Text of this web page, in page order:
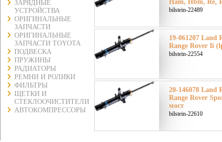
ЗАРЯДНЫЕ
УСТРОЙСТВА
ОРИГИНАЛЬНЫЕ
ЗАПЧАСТИ
ОРИГИНАЛЬНЫЕ
ЗАПЧАСТИ TOYOTA
ПОДВЕСКА
ПРУЖИНЫ
РАДИАТОРЫ
РЕМНИ И РОЛИКИ
ФИЛЬТРЫ
ЩЕТКИ И
СТЕКЛООЧИСТИТЕЛИ
АВТОКОМПРЕССОРЫ
Ham, Hbm, Re,
bilstein-22489
19-061207 Land
Range Rover Ii
bilstein-22554
20-146078 Land
Range Rover
мост
bilstein-22610